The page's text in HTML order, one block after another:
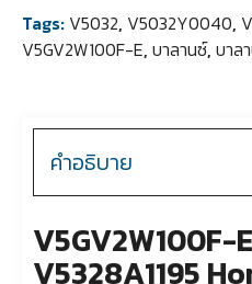
Tags: V5032, V5032Y0040,
V5GV2W100F-E, บาลานซ์, บาล
คำอธิบาย
V5GV2W100F-
V5328A1195